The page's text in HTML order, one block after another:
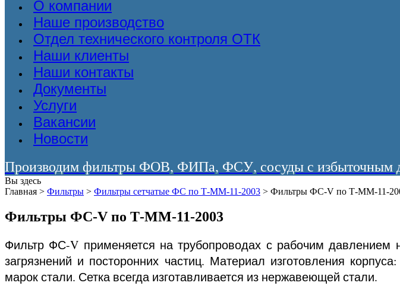
О компании
Наше производство
Отдел технического контроля ОТК
Наши клиенты
Наши контакты
Документы
Услуги
Вакансии
Новости
Производим фильтры ФОВ, ФИПа, ФСУ, сосуды с избыточным
Вы здесь
Главная > Фильтры > Фильтры сетчатые ФС по Т-ММ-11-2003 > Фильтры ФС-V по Т-ММ-11-
Фильтры ФС-V по Т-ММ-11-2003
Фильтр ФС-V применяется на трубопроводах с рабочим давлением
загрязнений и посторонних частиц. Материал изготовления
марок стали. Сетка всегда изготавливается из нержавеющей стали.